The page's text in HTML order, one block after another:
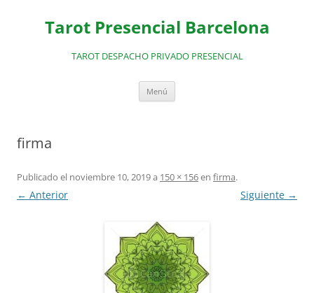
contenidoTarot Presencial Barcelona
TAROT DESPACHO PRIVADO PRESENCIAL
Menú
firma
Publicado el noviembre 10, 2019a 150 × 156en firma.
← Anterior Siguiente →